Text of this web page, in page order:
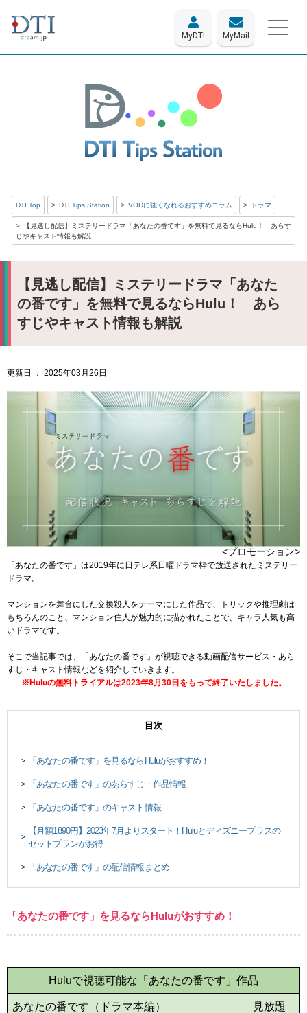
MyDTI MyMail
DTI Top DTI Tips Station VODに強くなれるおすすめコラム ドラマ
【見逃し配信】ミステリードラマ「あなたの番です」を無料で見るならHulu！ あらす
じやキャスト情報も解説
【見逃し配信】ミステリードラマ「あなた
の番です」を無料で見るならHulu！ あら
すじやキャスト情報も解説
更新日 ： 2025年03月26日
<プロモーション>
「あなたの番です」は2019年に日テレ系日曜ドラマ枠で放送されたミステリー
ドラマ。
マンションを舞台にした交換殺人をテーマにした作品で、トリックや推理劇は
もちろんのこと、マンション住人が魅力的に描かれたことで、キャラ人気も高
いドラマです。
そこで当記事では、「あなたの番です」が視聴できる動画配信サービス・あら
すじ・キャスト情報などを紹介していきます。
※Huluの無料トライアルは2023年8月30日をもって終了いたしました。
目次
> 「あなたの番です」を見るならHuluがおすすめ！
> 「あなたの番です」のあらすじ・作品情報
> 「あなたの番です」のキャスト情報
>
【月額1890円】2023年7月よりスタート！Huluとディズニープラスの
セットプランがお得
> 「あなたの番です」の配信情報まとめ
「あなたの番です」を見るならHuluがおすすめ！
Huluで視聴可能な「あなたの番です」作品
あなたの番です（ドラマ本編） 見放題